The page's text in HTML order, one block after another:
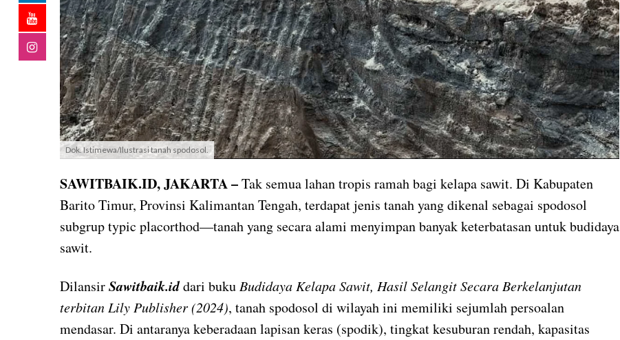
Dok. Istimewa/Ilustrasi tanah spodosol.
SAWITBAIK.ID, JAKARTA–Tak semua lahan tropis ramah bagi kelapa sawit. Di Kabupaten
Barito Timur, Provinsi Kalimantan Tengah, terdapat jenis tanah yang dikenal sebagai spodosol
subgrup typic placorthod—tanah yang secara alami menyimpan banyak keterbatasan untuk budidaya
sawit.
DilansirSawitbaik.iddari bukuBudidaya Kelapa Sawit, Hasil Selangit Secara Berkelanjutan
terbitan Lily Publisher (2024), tanah spodosol di wilayah ini memiliki sejumlah persoalan
mendasar. Di antaranya keberadaan lapisan keras (spodik), tingkat kesuburan rendah, kapasitas